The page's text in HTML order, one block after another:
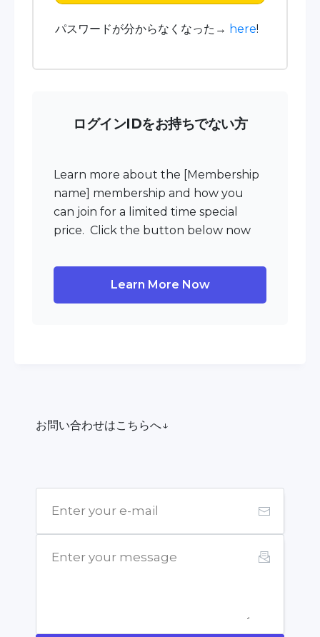
パスワードが分からなくなった→ here!
ログインIDをお持ちでない方
Learn more about the [Membership
name] membership and how you
can join for a limited time special
price. Click the button below now
Learn More Now
お問い合わせはこちらへ↓